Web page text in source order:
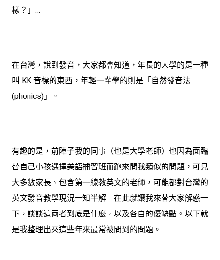
樣？」…
在台灣，說到發音，大家都會知道，年長的人學的是一種
叫 KK 音標的東西，年輕一輩學的則是「自然發音法
(phonics)」。
有趣的是，前陣子我的同事（也是大學老師）也因為面臨
替自己小孩選擇美語補習班而跑來問我類似的問題，可見
大多數家長、包含第一線教英文的老師，可能都對台灣的
英文發音教學現況一知半解！在此就讓我來替大家解惑一
下，談談這兩者到底是什麼，以及各自的優缺點。以下就
是我整理出來這些年來最常被問到的問題。